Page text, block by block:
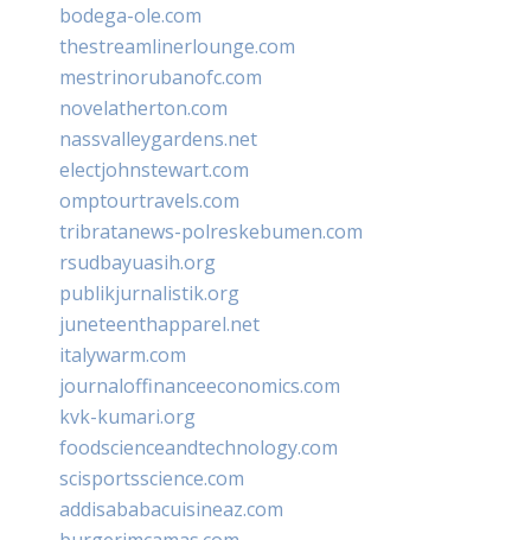
bodega-ole.com
thestreamlinerlounge.com
mestrinorubanofc.com
novelatherton.com
nassvalleygardens.net
electjohnstewart.com
omptourtravels.com
tribratanews-polreskebumen.com
rsudbayuasih.org
publikjurnalistik.org
juneteenthapparel.net
italywarm.com
journaloffinanceeconomics.com
kvk-kumari.org
foodscienceandtechnology.com
scisportsscience.com
addisababacuisineaz.com